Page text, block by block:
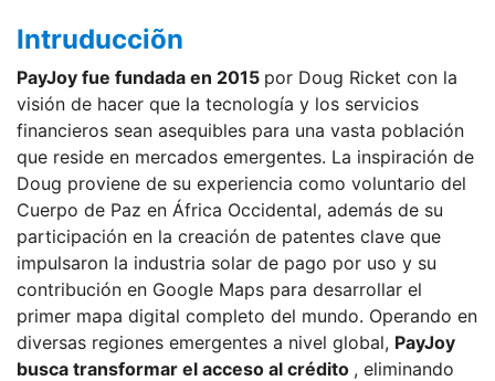
Intruducciõn
PayJoy fue fundada en 2015 por Doug Ricket con la
visión de hacer que la tecnología y los servicios
financieros sean asequibles para una vasta población
que reside en mercados emergentes. La inspiración de
Doug proviene de su experiencia como voluntario del
Cuerpo de Paz en África Occidental, además de su
participación en la creación de patentes clave que
impulsaron la industria solar de pago por uso y su
contribución en Google Maps para desarrollar el
primer mapa digital completo del mundo. Operando en
diversas regiones emergentes a nivel global, PayJoy
busca transformar el acceso al crédito , eliminando